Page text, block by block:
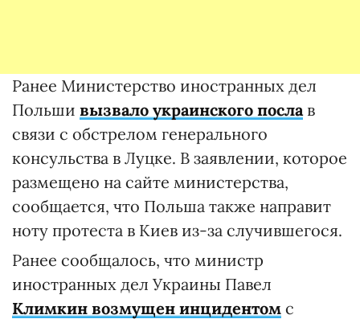
Ранее Министерство иностранных дел
Польши вызвало украинского послав
связи с обстрелом генерального
консульства в Луцке. В заявлении, которое
размещено на сайте министерства,
сообщается, что Польша также направит
ноту протеста в Киев из-за случившегося.
Ранее сообщалось, что министр
иностранных дел Украины Павел
Климкин возмущен инцидентом с